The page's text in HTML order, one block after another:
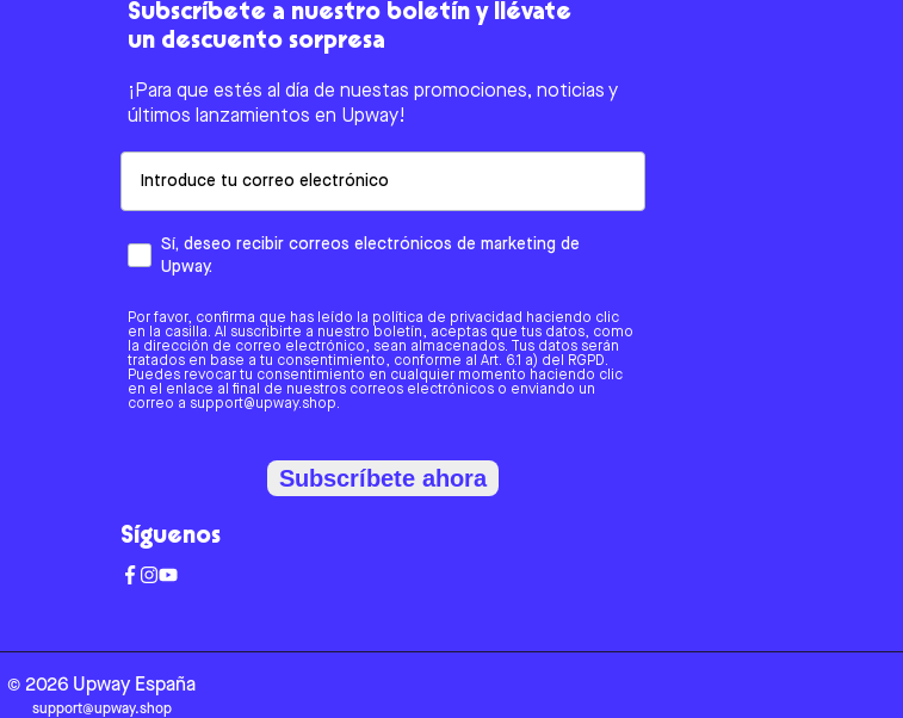
Subscríbete a nuestro boletín y llévate
un descuento sorpresa
¡Para que estés al día de nuestas promociones, noticias y
últimos lanzamientos en Upway!
Sí, deseo recibir correos electrónicos de marketing de
Upway.
Por favor, confirma que has leído la política de privacidad haciendo clic
en la casilla. Al suscribirte a nuestro boletín, aceptas que tus datos, como
la dirección de correo electrónico, sean almacenados. Tus datos serán
tratados en base a tu consentimiento, conforme al Art. 6.1 a) del RGPD.
Puedes revocar tu consentimiento en cualquier momento haciendo clic
en el enlace al final de nuestros correos electrónicos o enviando un
correo a support@upway.shop.
Subscríbete ahora
Síguenos
© 2026 Upway España
support@upway.shop